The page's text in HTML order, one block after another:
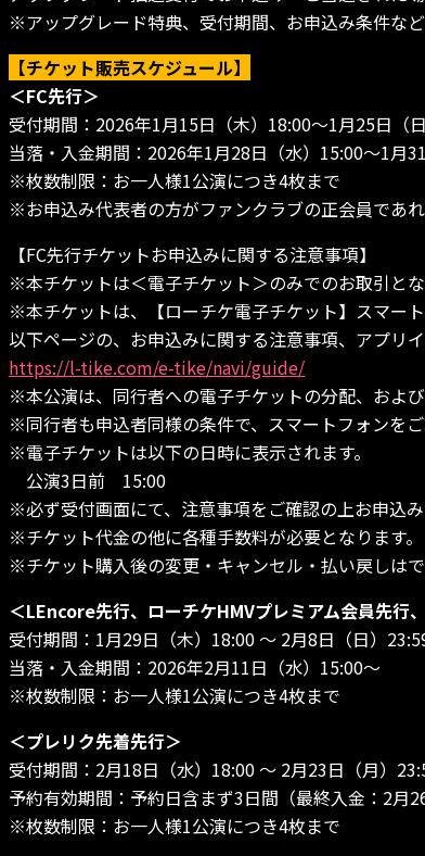
※アップグレード特典、受付期間、お申込み条件な
【チケット販売スケジュール】
＜FC先行＞
受付期間：2026年1月15日（木）18:00～1月25日（
当落・入金期間：2026年1月28日（水）15:00～1月
※枚数制限：お一人様1公演につき4枚まで
※お申込み代表者の方がファンクラブの正会員であ
【FC先行チケットお申込みに関する注意事項】
※本チケットは＜電子チケット＞のみでのお取引とな
※本チケットは、【ローチケ電子チケット】スマー
以下ページの、お申込みに関する注意事項、アプリ
https://l-tike.com/e-tike/navi/guide/
※本公演は、同行者への電子チケットの分配、およ
※同行者も申込者同様の条件で、スマートフォンをご
※電子チケットは以下の日時に表示されます。
公演3日前 15:00
※必ず受付画面にて、注意事項をご確認の上お申込み
※チケット代金の他に各種手数料が必要となります。
※チケット購入後の変更・キャンセル・払い戻しはで
＜LEncore先行、ローチケHMVプレミアム会員先行
受付期間：1月29日（木）18:00 ～ 2月8日（日）
当落・入金期間：2026年2月11日（水）15:00～
※枚数制限：お一人様1公演につき4枚まで
＜プレリク先着先行＞
受付期間：2月18日（水）18:00 ～ 2月23日（月）
予約有効期間：予約日含まず3日間（最終入金：2月
※枚数制限：お一人様1公演につき4枚まで